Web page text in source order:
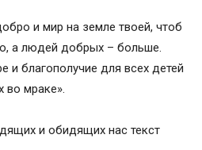
и мир на земле твоей, чтоб
а людей добрых – больше.
и благополучие для всех детей
во мраке».